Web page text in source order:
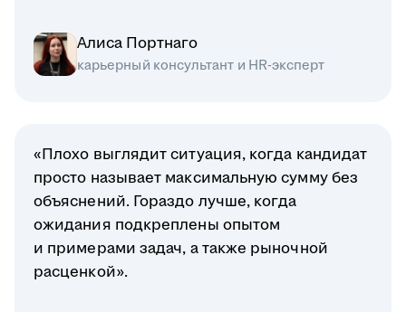
Алиса Портнаго
карьерный консультант и HR-эксперт
«Плохо выглядит ситуация, когда кандидат
просто называет максимальную сумму без
объяснений. Гораздо лучше, когда
ожидания подкреплены опытом
и примерами задач, а также рыночной
расценкой».